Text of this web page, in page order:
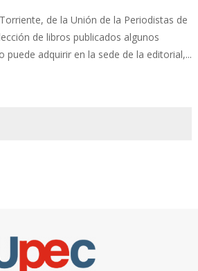
de la Unión de la Periodistas de
de libros publicados algunos
puede adquirir en la sede de la editorial,...